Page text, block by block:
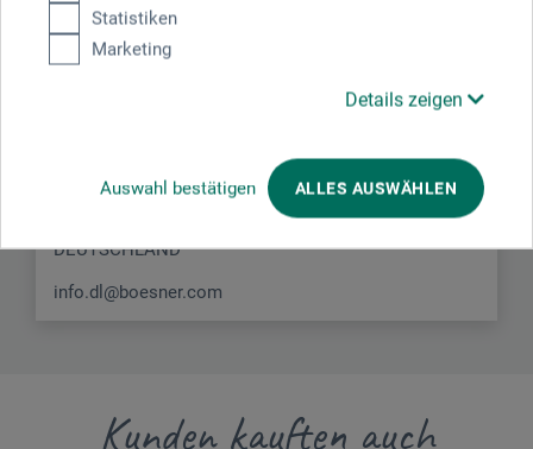
Statistiken
Marketing
Details zeigen
Auswahl bestätigen ALLES AUSWÄHLEN
Hier finden Sie die Kontaktdaten des Herstellers zu
DEUTSCHLAND
info.dl@boesner.com
Kunden kauften auch